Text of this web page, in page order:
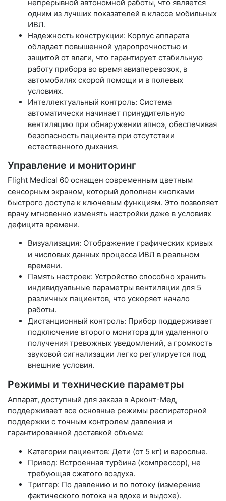
непрерывной автономной работы, что является
одним из лучших показателей в классе мобильных
ИВЛ.
Надежность конструкции: Корпус аппарата
обладает повышенной ударопрочностью и
защитой от влаги, что гарантирует стабильную
работу прибора во время авиаперевозок, в
автомобилях скорой помощи и в полевых
условиях.
Интеллектуальный контроль: Система
автоматически начинает принудительную
вентиляцию при обнаружении апноэ, обеспечивая
безопасность пациента при отсутствии
естественного дыхания.
Управление и мониторинг
Flight Medical 60 оснащен современным цветным
сенсорным экраном, который дополнен кнопками
быстрого доступа к ключевым функциям. Это позволяет
врачу мгновенно изменять настройки даже в условиях
дефицита времени.
Визуализация: Отображение графических кривых
и числовых данных процесса ИВЛ в реальном
времени.
Память настроек: Устройство способно хранить
индивидуальные параметры вентиляции для 5
различных пациентов, что ускоряет начало
работы.
Дистанционный контроль: Прибор поддерживает
подключение второго монитора для удаленного
получения тревожных уведомлений, а громкость
звуковой сигнализации легко регулируется под
внешние условия.
Режимы и технические параметры
Аппарат, доступный для заказа в Арконт-Мед,
поддерживает все основные режимы респираторной
поддержки с точным контролем давления и
гарантированной доставкой объема:
Категории пациентов: Дети (от 5 кг) и взрослые.
Привод: Встроенная турбина (компрессор), не
требующая сжатого воздуха.
Триггер: По давлению и по потоку (измерение
фактического потока на вдохе и выдохе).